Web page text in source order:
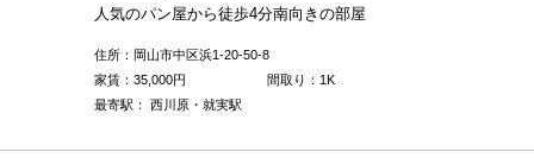
人気のパン屋から徒歩4分南向きの部屋
住所：岡山市中区浜1-20-50-8
家賃： 35,000円
間取り：1K
最寄駅： 西川原・就実駅